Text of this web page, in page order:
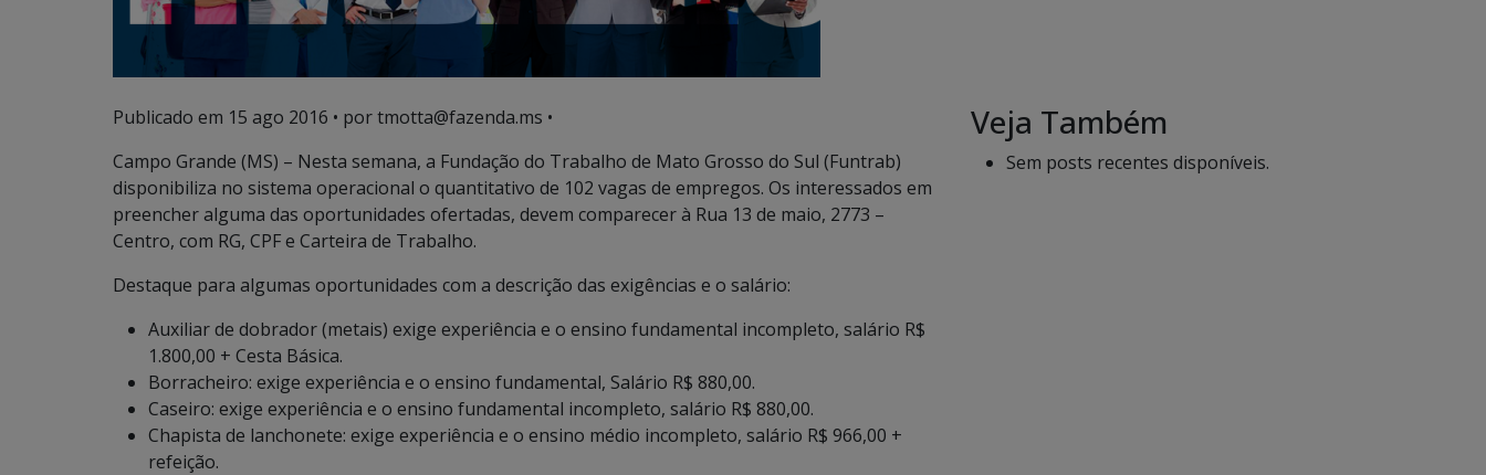
Publicado em 15 ago 2016 • por tmotta@fazenda.ms •
Campo Grande (MS) – Nesta semana, a Fundação do Trabalho de Mato Grosso do Sul (Funtrab)
disponibiliza no sistema operacional o quantitativo de 102 vagas de empregos. Os interessados em
preencher alguma das oportunidades ofertadas, devem comparecer à Rua 13 de maio, 2773 –
Centro, com RG, CPF e Carteira de Trabalho.
Destaque para algumas oportunidades com a descrição das exigências e o salário:
Auxiliar de dobrador (metais) exige experiência e o ensino fundamental incompleto, salário R$
1.800,00 + Cesta Básica.
Borracheiro: exige experiência e o ensino fundamental, Salário R$ 880,00.
Caseiro: exige experiência e o ensino fundamental incompleto, salário R$ 880,00.
Chapista de lanchonete: exige experiência e o ensino médio incompleto, salário R$ 966,00 +
refeição.
Veja Também
Sem posts recentes disponíveis.